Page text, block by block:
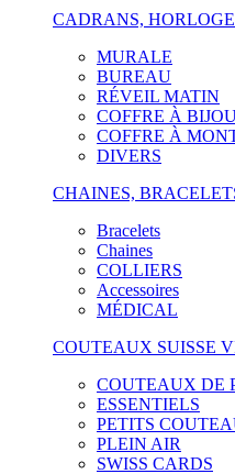
CADRANS,
MURALE
BUREAU
RÉVEIL MATIN
COFFRE À
COFFRE À
DIVERS
CHAINES,
Bracelets
Chaines
COLLIERS
Accessoires
MÉDICAL
COUTEAUX SUISSE
COUTEAUX DE
ESSENTIELS
PETITS
PLEIN AIR
SWISS CARDS